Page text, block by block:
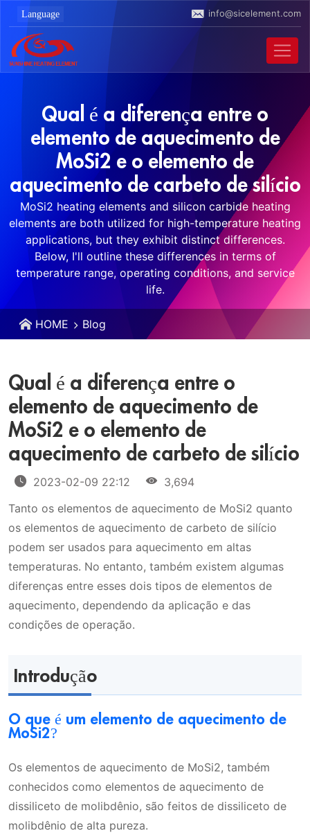
info@sicelement.com
Qual é a diferença entre o
elemento de aquecimento de
MoSi2 e o elemento de
aquecimento de carbeto de silício
MoSi2 heating elements and silicon carbide heating
elements are both utilized for high-temperature heating
applications, but they exhibit distinct differences.
Below, I'll outline these differences in terms of
temperature range, operating conditions, and service
life.
HOME Blog
Qual é a diferença entre o
elemento de aquecimento de
MoSi2 e o elemento de
aquecimento de carbeto de silício
2023-02-09 22:12
3,694
Tanto os elementos de aquecimento de MoSi2 quanto
os elementos de aquecimento de carbeto de silício
podem ser usados para aquecimento em altas
temperaturas. No entanto, também existem algumas
diferenças entre esses dois tipos de elementos de
aquecimento, dependendo da aplicação e das
condições de operação.
Introdução
O que é um elemento de aquecimento de
MoSi2?
Os elementos de aquecimento de MoSi2, também
conhecidos como elementos de aquecimento de
dissiliceto de molibdênio, são feitos de dissiliceto de
molibdênio de alta pureza.